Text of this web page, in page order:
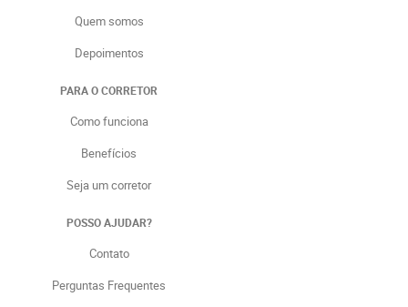
Quem somos
Depoimentos
PARA O CORRETOR
Como funciona
Benefícios
Seja um corretor
POSSO AJUDAR?
Contato
Perguntas Frequentes